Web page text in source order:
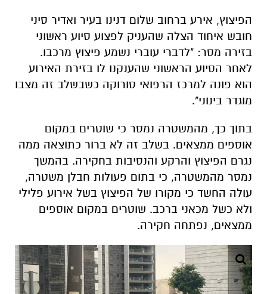
הפיצוץ, אירע ברחוב שלום דנינו בעיר ואדיר סיני
חובש איחוד הצלה שהעניק לפצוע סיוע ראשוני
בזירה מסר: "לדברי עוברי נשמע פיצוץ מרכבו.
לאחר הסיוע הראשוני שהענקנו לו בזירת האירוע
הוא פונה למרכז הרפואי סורוקה כשבשלב זה מצבו
מוגדר בינוני".
בתוך כך, מהמשטרה נמסר כי שוטרים במקום
אוספים ממצאים. בשלב זה לא ברור כתוצאה ממה
נגרם הפיצוץ והרקע והנסיבות בחקירה. בהמשך
נמסר מהמשטרה, כי בתום פעולות חבלן משטרה,
עולה החשד כי מקורו של הפיצוץ בשל אירוע פלילי
ולא כשל מכאני ברכב. שוטרים במקום אוספים
ממצאים, נפתחה חקירה.